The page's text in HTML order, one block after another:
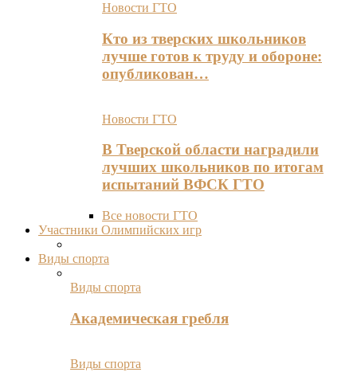
Новости ГТО
Кто из тверских школьников
лучше готов к труду и обороне:
опубликован…
Новости ГТО
В Тверской области наградили
лучших школьников по итогам
испытаний ВФСК ГТО
Все новости ГТО
Участники Олимпийских игр
Виды спорта
Виды спорта
Академическая гребля
Виды спорта